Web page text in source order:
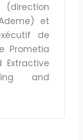
et
de
Prometia
Extractive
and